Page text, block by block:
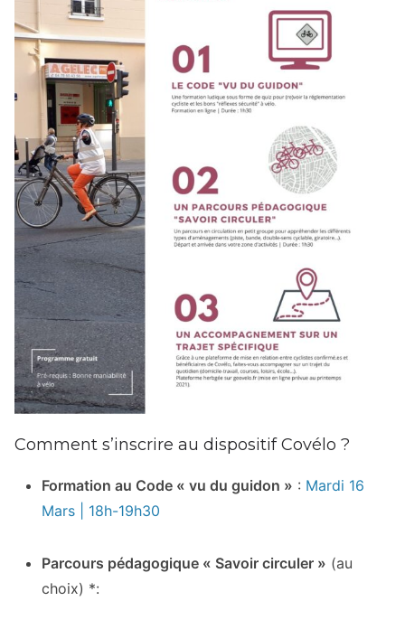
Comment s’inscrire au dispositif Covélo ?
Formation au Code « vu du guidon » : Mardi 16
Mars | 18h-19h30
Parcours pédagogique « Savoir circuler » (au
choix) *: